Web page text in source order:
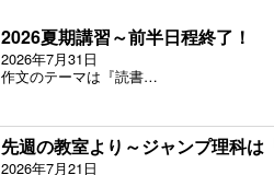
2026夏期講習～前半日程終了！
2026年7月31日
作文のテーマは『読書…
先週の教室より～ジャンプ理科は
2026年7月21日